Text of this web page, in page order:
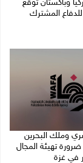
وباكستان توقع
المشترك
وملك البحرين
تهيئة المجال
في غزة